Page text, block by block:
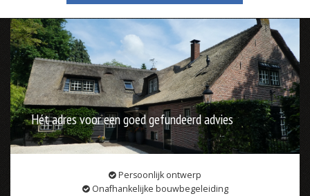
Hét adres voor een goed gefundeerd advies
Persoonlijk ontwerp
Onafhankelijke bouwbegeleiding